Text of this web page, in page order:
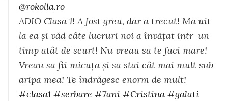
@rokolla.ro
ADIO Clasa 1! A fost greu, dar a trecut! Ma uit
la ea și văd câte lucruri noi a învățat intr-un
timp atât de scurt! Nu vreau sa te faci mare!
Vreau sa fii micuța și sa stai cât mai mult sub
aripa mea! Te îndrăgesc enorm de mult!
#clasa1 #serbare #7ani #Cristina #galati